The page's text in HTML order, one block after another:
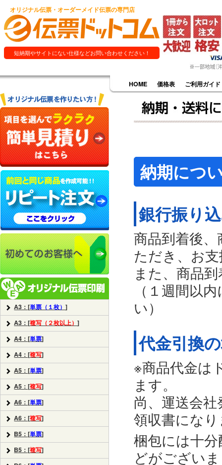
オリジナル伝票・オーダーメイド伝票の専門店
短納期やサイトにない仕様などお問い合わせください！
HOME 価格表 ご利用ガイド
納期につ
銀行振り
商品到着後
ただき、お
また、商品
（１週間以
い）
代金引換
※商品代金は
ます。
尚、運送会
領収書にな
梱包には十
どがござい
A3：[単票（１枚）]
A3：[複写（２枚以上）]
A4：[単票]
A4：[複写]
A5：[単票]
A5：[複写]
A6：[単票]
A6：[複写]
B5：[単票]
B5：[複写]